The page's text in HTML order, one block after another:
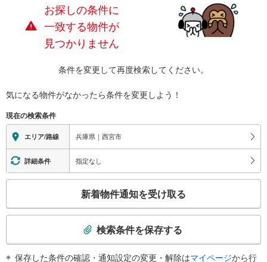
お探しの条件に
一致する物件が
見つかりません
条件を変更して再度検索してください。
気になる物件がなかったら条件を変更しよう！
現在の検索条件
エリア/路線 兵庫県｜西宮市
詳細条件 指定なし
検
新着物件通知を受け取る
検索条件を保存する
保存した条件の確認・通知設定の変更・解除はマイページから行